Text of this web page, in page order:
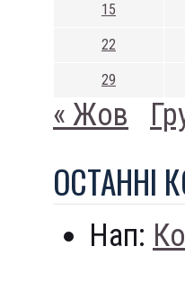
15
22
29
« Жов
ОСТАННI
Нап: